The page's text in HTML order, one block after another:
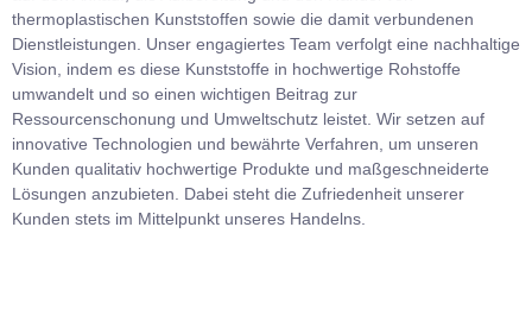
thermoplastischen Kunststoffen sowie die damit verbundenen
Dienstleistungen. Unser engagiertes Team verfolgt eine nachhaltige
Vision, indem es diese Kunststoffe in hochwertige Rohstoffe
umwandelt und so einen wichtigen Beitrag zur
Ressourcenschonung und Umweltschutz leistet. Wir setzen auf
innovative Technologien und bewährte Verfahren, um unseren
Kunden qualitativ hochwertige Produkte und maßgeschneiderte
Lösungen anzubieten. Dabei steht die Zufriedenheit unserer
Kunden stets im Mittelpunkt unseres Handelns.